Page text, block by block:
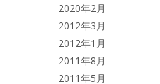
2020年2月
2012年3月
2012年1月
2011年8月
2011年5月